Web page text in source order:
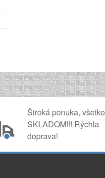
Široká ponuka, všetko
SKLADOM!!! Rýchla
doprava!